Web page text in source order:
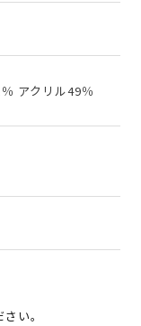
アクリル49％
い。